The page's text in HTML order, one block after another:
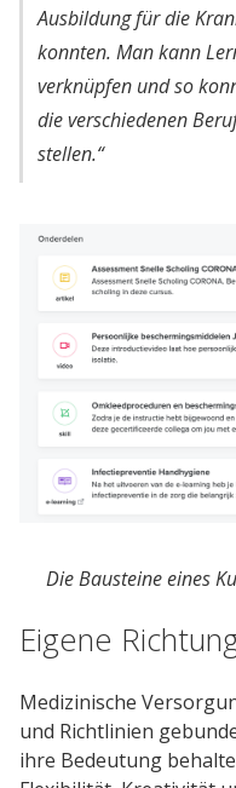
Ausbildung für die
konnten. Man kann
verknüpfen und so
die verschiedenen
stellen.“
Die Bausteine eines
Eigene
Medizinische
und Richtlinien
ihre Bedeutung